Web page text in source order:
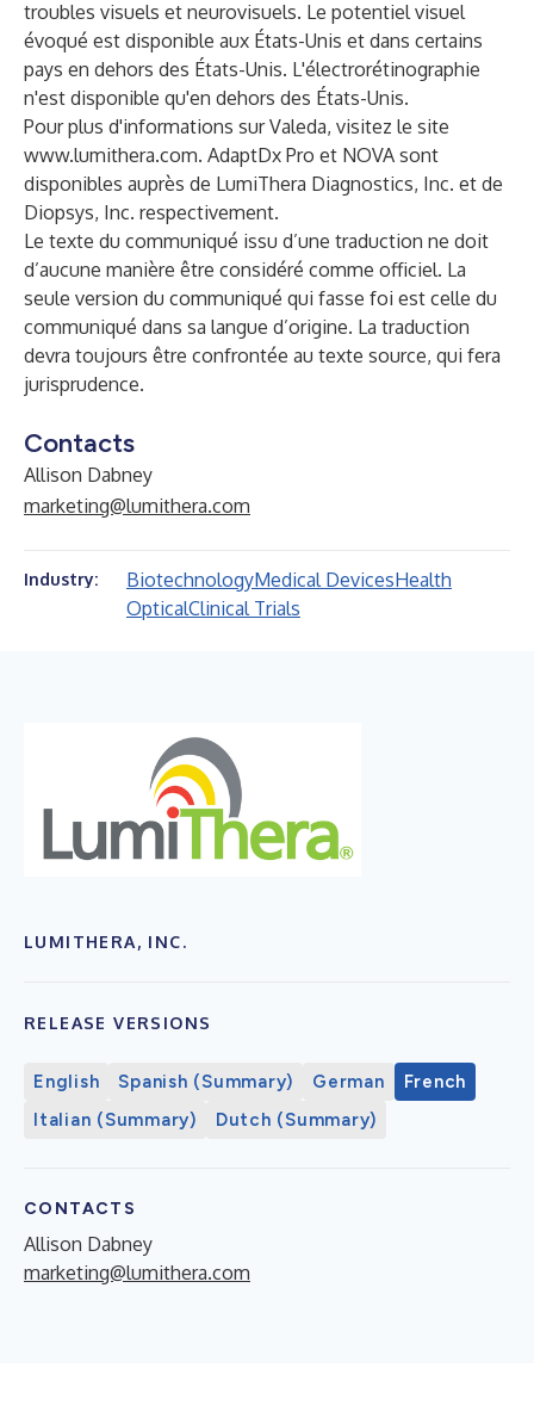
troubles visuels et neurovisuels. Le potentiel visuel
évoqué est disponible aux États-Unis et dans certains
pays en dehors des États-Unis. L'électrorétinographie
n'est disponible qu'en dehors des États-Unis.
Pour plus d'informations sur Valeda, visitez le site
www.lumithera.com. AdaptDx Pro et NOVA sont
disponibles auprès de LumiThera Diagnostics, Inc. et de
Diopsys, Inc. respectivement.
Le texte du communiqué issu d’une traduction ne doit
d’aucune manière être considéré comme officiel. La
seule version du communiqué qui fasse foi est celle du
communiqué dans sa langue d’origine. La traduction
devra toujours être confrontée au texte source, qui fera
jurisprudence.
Contacts
Allison Dabney
marketing@lumithera.com
Industry: BiotechnologyMedical DevicesHealth
OpticalClinical Trials
LUMITHERA, INC.
RELEASE VERSIONS
English Spanish (Summary) German
French
Italian (Summary)
Dutch (Summary)
CONTACTS
Allison Dabney
marketing@lumithera.com